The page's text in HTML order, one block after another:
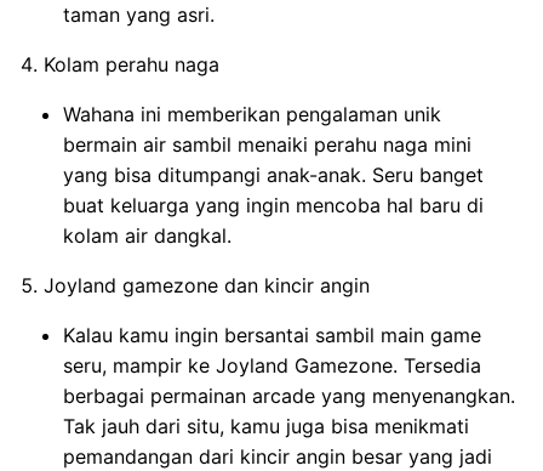
taman yang asri.
Kolam perahu naga
Wahana ini memberikan pengalaman unik
bermain air sambil menaiki perahu naga mini
yang bisa ditumpangi anak-anak. Seru banget
buat keluarga yang ingin mencoba hal baru di
kolam air dangkal.
Joyland gamezone dan kincir angin
Kalau kamu ingin bersantai sambil main game
seru, mampir ke Joyland Gamezone. Tersedia
berbagai permainan arcade yang menyenangkan.
Tak jauh dari situ, kamu juga bisa menikmati
pemandangan dari kincir angin besar yang jadi